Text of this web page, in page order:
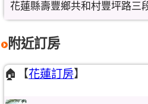
花蓮縣壽豐鄉共和村豐坪路三
附近訂房
🏠【花蓮訂房】